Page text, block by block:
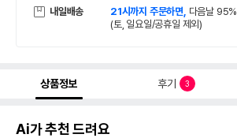
내일배송 21시까지 주문하면, 다음날
(토, 일요일/공휴일 제외)
상품정보 후기 3
Ai가 추천 드려요